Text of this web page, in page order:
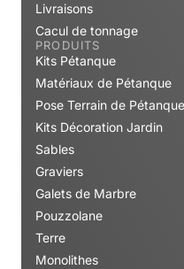
Livraisons
Cacul de tonnage
PRODUITS
Kits Pétanque
Matériaux de Pétanque
Pose Terrain de Pétanque
Kits Décoration Jardin
Sables
Graviers
Galets de Marbre
Pouzzolane
Terre
Monolithes